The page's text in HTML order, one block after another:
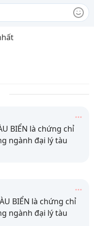
BIỂN là chứng chỉ
ngành đại lý tàu
BIỂN là chứng chỉ
ngành đại lý tàu